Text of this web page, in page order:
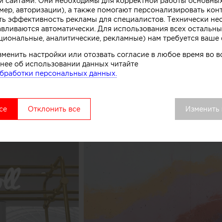
бетона. Логотип магазина мороженого
символизирующих систему охлаждения в автоматах
точки выделяется среди других объектов
сосредоточить внимание покупателей как на
процессе, в основе которого перемешивание слоев
рассказывают авторы этого небольшого
авторизации), а также помогают персонализировать
эффективность рекламы для специалистов. Технически
автоматически. Для использования всех
аналитические, рекламные) нам требуется ваше
настройки или отозвать согласие в любое время во
об использовании данных читайте
персональных данных.
Отклонить все Изменить